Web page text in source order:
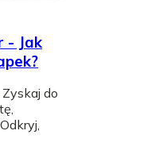
- Jak
do